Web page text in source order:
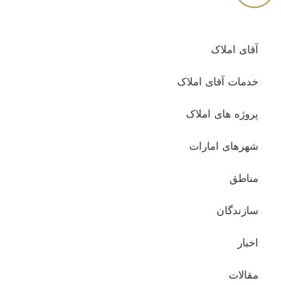
آقای املاک
خدمات آقای املاک
پروژه های املاک
شهرهای امارات
مناطق
سازندگان
اخبار
مقالات